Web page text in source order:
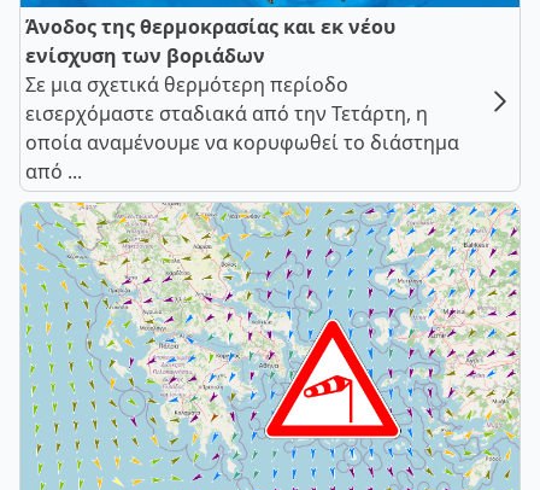
Άνοδος της θερμοκρασίας και εκ νέου
ενίσχυση των βοριάδων
Σε μια σχετικά θερμότερη περίοδο
εισερχόμαστε σταδιακά από την Τετάρτη, η
οποία αναμένουμε να κορυφωθεί το διάστημα
από ...